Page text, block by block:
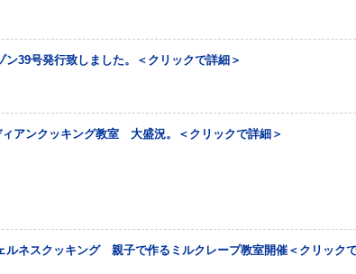
39号発行致しました。＜クリックで詳細＞
アンクッキング教室 大盛況。＜クリックで詳細＞
ルネスクッキング 親子で作るミルクレープ教室開催＜クリック